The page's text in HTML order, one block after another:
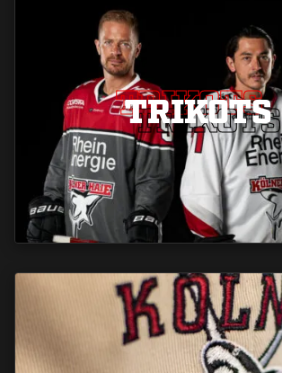
TRIKOTS
TRIKOTS
TRIKOTS